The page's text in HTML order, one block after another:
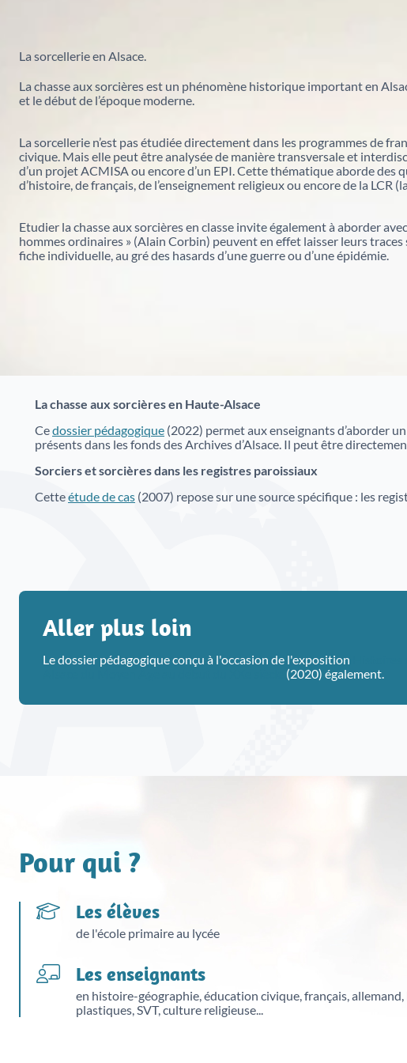
Expositions
Conservation préventive
La sorcellerie en Alsace.
La chasse aux sorcières est un phénomène historique important en
et le début de l’époque moderne.
La sorcellerie n’est pas étudiée directement dans les programmes de
civique. Mais elle peut être analysée de manière transversale et
d’un projet ACMISA ou encore d’un EPI. Cette thématique aborde des
d’histoire, de français, de l’enseignement religieux ou encore de la LCR
Etudier la chasse aux sorcières en classe invite également à aborder
hommes ordinaires » (Alain Corbin) peuvent en effet laisser leurs traces
fiche individuelle, au gré des hasards d’une guerre ou d’une épidémie.
La chasse aux sorcières en Haute-Alsace
Cedossier pédagogique (2022) permet aux enseignants d’aborder
présents dans les fonds des Archives d’Alsace. Il peut être
Sorciers et sorcières dans les registres paroissiaux
Cetteétude de cas (2007) repose sur une source spécifique : les
Aller plus loin
Le dossier pédagogique conçu à l'occasion de l'exposition
(2020) également.
Pour qui ?
Les élèves
de l'école primaire au lycée
Les enseignants
en histoire-géographie, éducation civique, français,
plastiques, SVT, culture religieuse...
iconographiques etc.